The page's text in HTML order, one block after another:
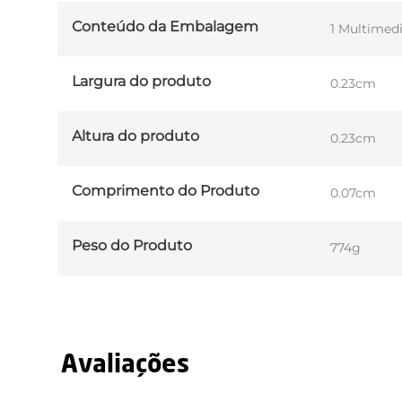
Conteúdo da Embalagem 1
Largura do produto 0.23cm
Altura do produto 0.23cm
Comprimento do Produto 0.07cm
Peso do Produto 774g
Avaliações